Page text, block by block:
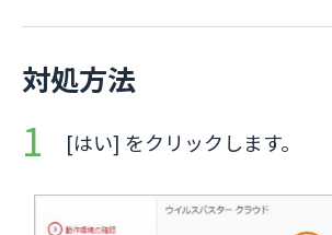
対処方法
[はい] をクリックします。